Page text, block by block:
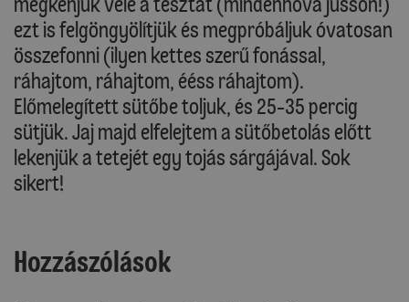
ezt is felgöngyölítjük és megpróbáljuk óvatosan
összefonni (ilyen kettes szerű fonással,
ráhajtom, ráhajtom, ééss ráhajtom).
Előmelegített sütőbe toljuk, és 25-35 percig
sütjük. Jaj majd elfelejtem a sütőbetolás előtt
lekenjük a tetejét egy tojás sárgájával. Sok
sikert!
Hozzászólások